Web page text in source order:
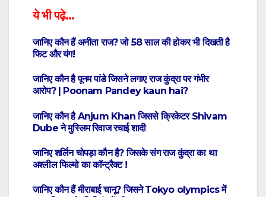
ये भी पढ़े…
जानिए कौन हैं अनीता राज? जो 58 साल की होकर भी दिखती है
फिट और यंग!
जानिए कौन है पूनम पांडे जिसने लगाए राज कुंद्रा पर गंभीर
आरोप? | Poonam Pandey kaun hai?
जानिए कौन है Anjum Khan जिससे क्रिकेटर Shivam
Dube ने मुस्लिम रिवाज रचाई शादी
जानिए शर्लिन चोपड़ा कौन है? जिसके संग राज कुंद्रा का था
अश्लील फिल्मो का कॉन्ट्रैक्ट !
जानिए कौन हैं मीराबाई चानू? जिसने Tokyo olympics में